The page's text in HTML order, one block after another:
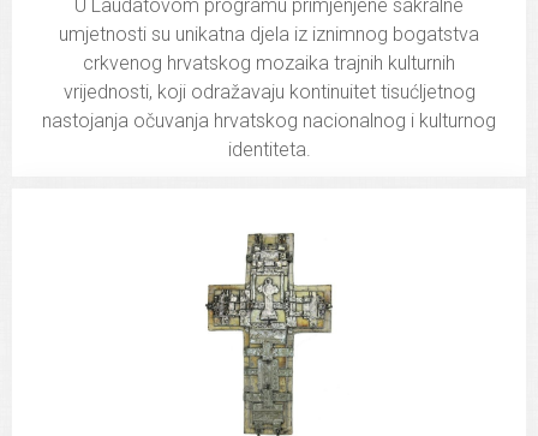
U Laudatovom programu primjenjene sakralne
umjetnosti su unikatna djela iz iznimnog bogatstva
crkvenog hrvatskog mozaika trajnih kulturnih
vrijednosti, koji odražavaju kontinuitet tisućljetnog
nastojanja očuvanja hrvatskog nacionalnog i kulturnog
identiteta.